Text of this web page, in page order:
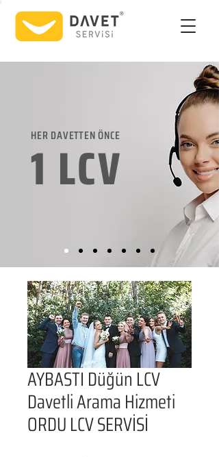
HER DAVETTEN ÖNCE
1 LCV
AYBASTI Düğün LCV
Davetli Arama Hizmeti
ORDU LCV SERVİSİ